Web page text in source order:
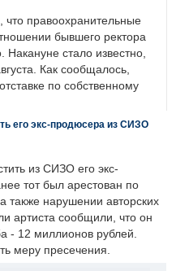
правоохранительные
бывшего ректора
Накануне стало известно,
Как сообщалось,
по собственному
его экс-продюсера из СИЗО
из СИЗО его экс-
тот был арестован по
также нарушении авторских
артиста сообщили, что он
- 12 миллионов рублей.
меру пресечения.